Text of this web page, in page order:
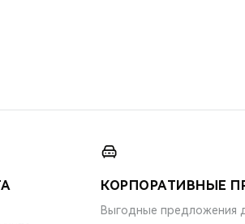
КОРПОРАТИВНЫЕ
Выгодные предложения